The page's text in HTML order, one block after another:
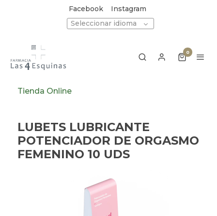
Facebook
Instagram
Seleccionar idioma
0
Tienda Online
LUBETS LUBRICANTE
POTENCIADOR DE ORGASMO
FEMENINO 10 UDS